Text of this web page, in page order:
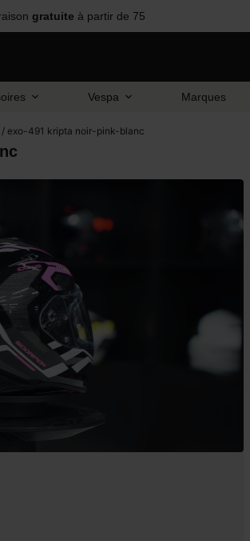
gratuite à partir de 75
Vespa Marques
/ exo-491 kripta noir-pink-blanc